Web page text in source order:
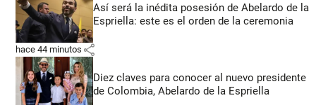
Así será la inédita posesión de Abelardo de la
Espriella: este es el orden de la ceremonia
hace 44 minutos share
Diez claves para conocer al nuevo presidente
de Colombia, Abelardo de la Espriella